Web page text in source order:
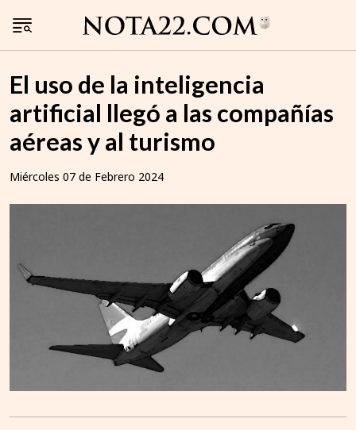
El uso de la inteligencia
artificial llegó a las compañías
aéreas y al turismo
Miércoles 07 de Febrero 2024